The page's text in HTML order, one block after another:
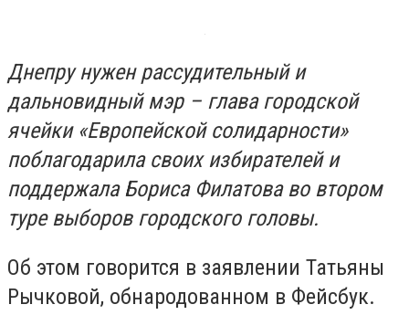
Днепру нужен рассудительный и
дальновидный мэр – глава городской
ячейки «Европейской солидарности»
поблагодарила своих избирателей и
поддержала Бориса Филатова во втором
туре выборов городского головы.
Об этом говорится в заявлении Татьяны
Рычковой, обнародованном в Фейсбук.